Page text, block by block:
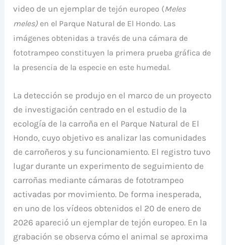
video de un ejemplar de tejón europeo (Meles
meles) en el Parque Natural de El Hondo. Las
imágenes obtenidas a través de una cámara de
fototrampeo constituyen la primera prueba gráfica de
la presencia de la especie en este humedal.
La detección se produjo en el marco de un proyecto
de investigación centrado en el estudio de la
ecología de la carroña en el Parque Natural de El
Hondo, cuyo objetivo es analizar las comunidades
de carroñeros y su funcionamiento. El registro tuvo
lugar durante un experimento de seguimiento de
carroñas mediante cámaras de fototrampeo
activadas por movimiento. De forma inesperada,
en uno de los vídeos obtenidos el 20 de enero de
2026 apareció un ejemplar de tejón europeo. En la
grabación se observa cómo el animal se aproxima